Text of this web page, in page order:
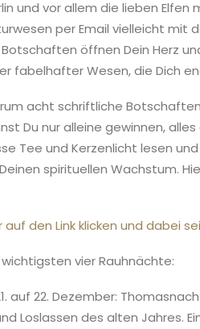
und vor allem die lieben
per Email vielleicht mit
Botschaften öffnen Dein Herz
fabelhafter Wesen, die Dich
acht schriftliche
Du nur alleine gewinnen,
Tee und Kerzenlicht lesen
spirituellen Wachstum.
auf den Link klicken und dabei
wichtigsten vier Rauhnächte:
auf 22. Dezember:
Loslassen des alten Jahres.